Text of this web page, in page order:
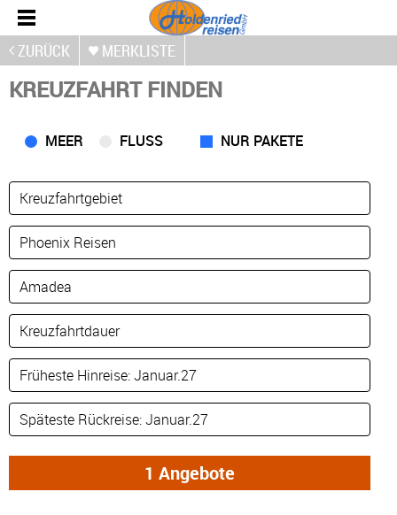
ZURÜCK MERKLISTE
KREUZFAHRT FINDEN
MEER FLUSS NUR PAKETE